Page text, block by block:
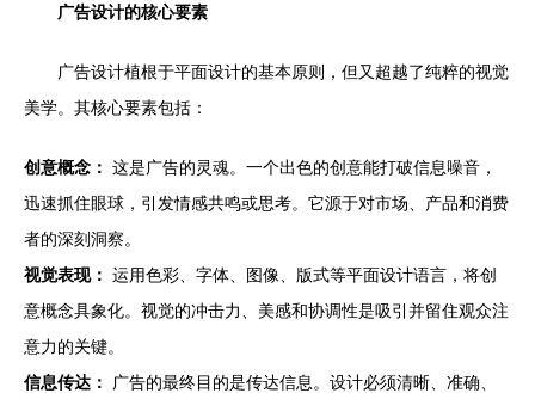
广告设计的核心要素
广告设计植根于平面设计的基本原则，但又超越了纯粹的视觉
美学。其核心要素包括：
创意概念： 这是广告的灵魂。一个出色的创意能打破信息噪音，
迅速抓住眼球，引发情感共鸣或思考。它源于对市场、产品和消费
者的深刻洞察。
视觉表现： 运用色彩、字体、图像、版式等平面设计语言，将创
意概念具象化。视觉的冲击力、美感和协调性是吸引并留住观众注
意力的关键。
信息传达：
广告的最终目的是传达信息。设计必须清晰、准确、